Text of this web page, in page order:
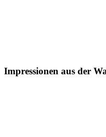
Impressionen aus der